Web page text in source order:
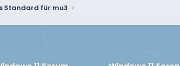
Standard für mu3